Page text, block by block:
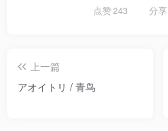
能量的补充可以通过肌肤及内脏
点赞243 分享
上一篇
アオイトリ / 青鸟